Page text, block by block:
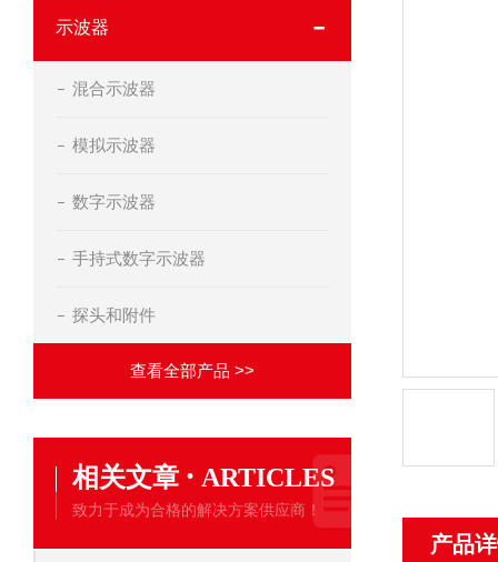
示波器
混合示波器
模拟示波器
数字示波器
手持式数字示波器
探头和附件
查看全部产品 >>
相关文章 · ARTICLES
致力于成为合格的解决方案供应商！
产品